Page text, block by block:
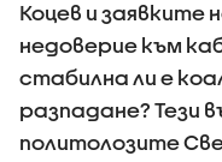
Коцев и заявките
недоверие към
стабилна ли е
разпадане? Тези
политолозите